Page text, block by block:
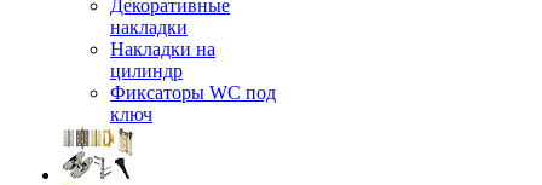
Декоративные
накладки
Накладки на
цилиндр
Фиксаторы WC под
ключ